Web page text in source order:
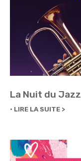
La Nuit du Jazz
LIRE LA SUITE